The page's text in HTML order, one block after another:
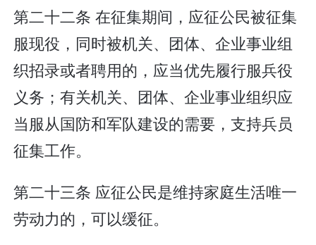
第二十二条 在征集期间，应征公民被征集
服现役，同时被机关、团体、企业事业组
织招录或者聘用的，应当优先履行服兵役
义务；有关机关、团体、企业事业组织应
当服从国防和军队建设的需要，支持兵员
征集工作。
第二十三条 应征公民是维持家庭生活唯一
劳动力的，可以缓征。